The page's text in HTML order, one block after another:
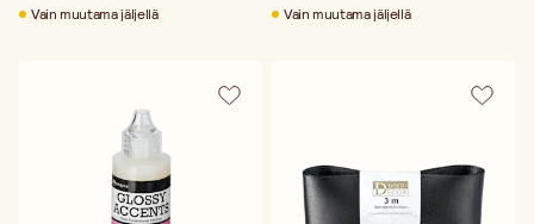
Vain muutama jäljellä Vain muutama jäljellä